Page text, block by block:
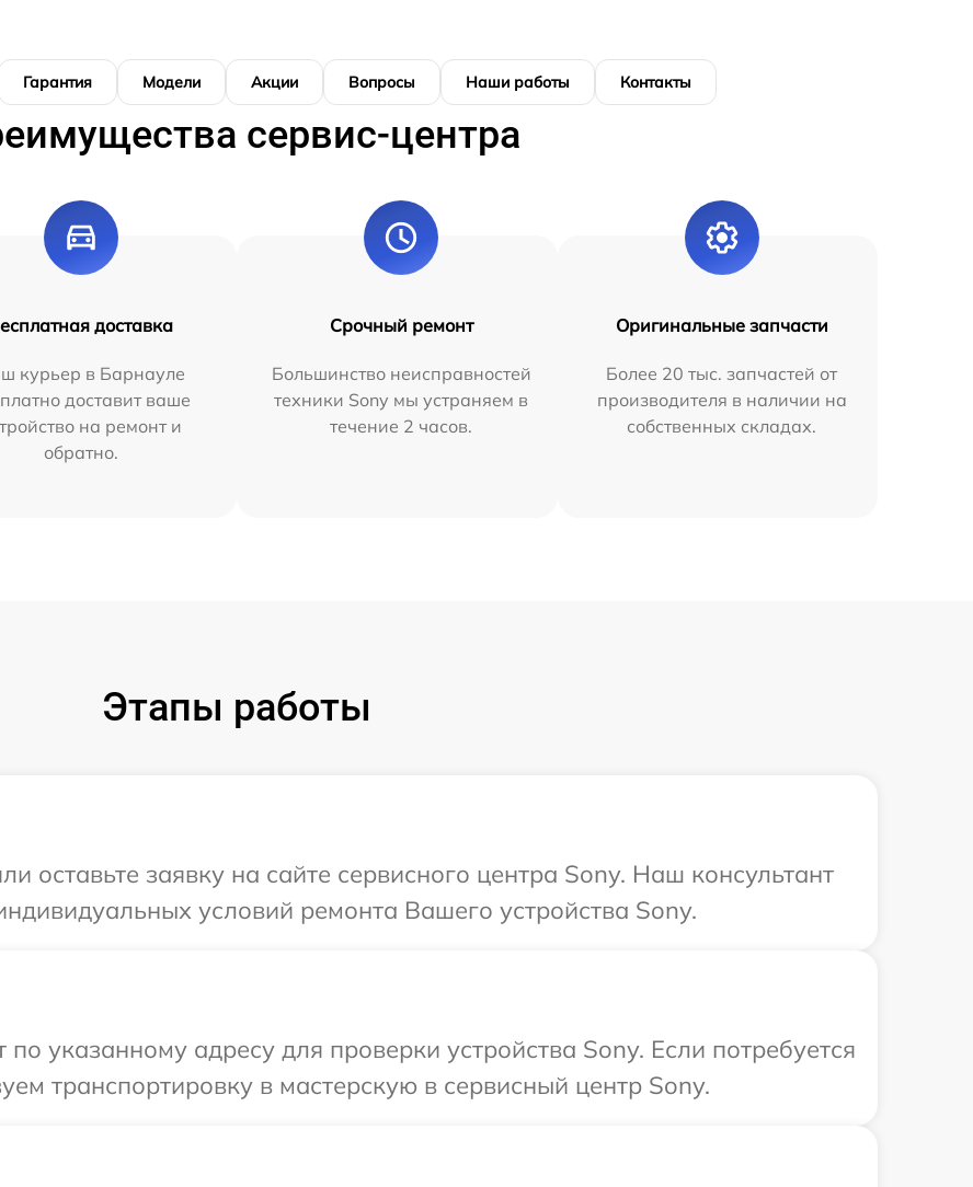
Гарантия Модели Акции Вопросы Наши работы Контакты
сервис-центра
доставка
курьер в Барнауле
доставит ваше
на ремонт и
обратно.
Срочный ремонт
Большинство неисправностей
техники Sony мы устраняем в
течение 2 часов.
Оригинальные запчасти
Более 20 тыс. запчастей от
производителя в наличии на
собственных складах.
Этапы работы
оставьте заявку на сайте сервисного центра Sony. Наш консультант
условий ремонта Вашего устройства Sony.
указанному адресу для проверки устройства Sony. Если потребуется
транспортировку в мастерскую в сервисный центр Sony.